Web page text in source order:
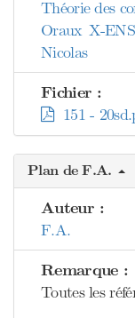
Théorie des
Oraux X-
Nicolas
Fichier :
151 -
Plan de F.A.
Auteur :
F.A.
Remarque :
Toutes les